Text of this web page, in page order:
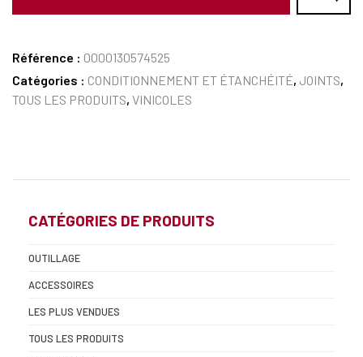
Référence : 0000130574525
Catégories : CONDITIONNEMENT ET ÉTANCHÉITÉ, JOINTS,
TOUS LES PRODUITS, VINICOLES
CATÉGORIES DE PRODUITS
OUTILLAGE
ACCESSOIRES
LES PLUS VENDUES
TOUS LES PRODUITS